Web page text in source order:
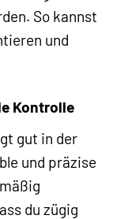
So kannst
und
Kontrolle
gut in der
und präzise
du zügig